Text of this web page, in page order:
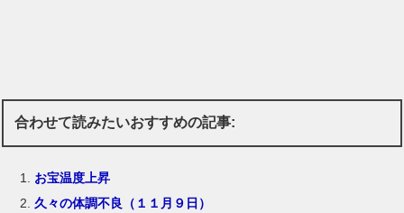
合わせて読みたいおすすめの記事:
お宝温度上昇
久々の体調不良（１１月９日）